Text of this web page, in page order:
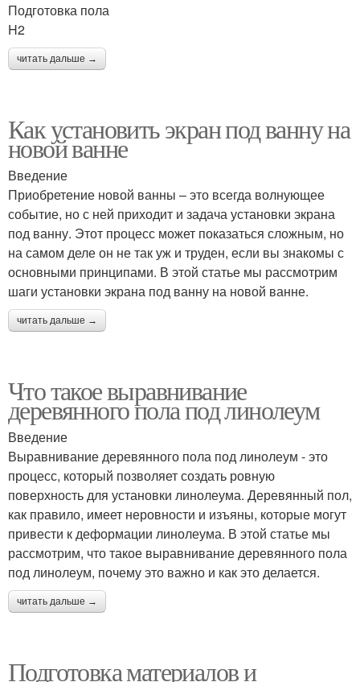
Подготовка пола
H2
читать дальше →
Как установить экран под ванну на
новой ванне
Введение
Приобретение новой ванны – это всегда волнующее
событие, но с ней приходит и задача установки экрана
под ванну. Этот процесс может показаться сложным, но
на самом деле он не так уж и труден, если вы знакомы с
основными принципами. В этой статье мы рассмотрим
шаги установки экрана под ванну на новой ванне.
читать дальше →
Что такое выравнивание
деревянного пола под линолеум
Введение
Выравнивание деревянного пола под линолеум - это
процесс, который позволяет создать ровную
поверхность для установки линолеума. Деревянный пол,
как правило, имеет неровности и изъяны, которые могут
привести к деформации линолеума. В этой статье мы
рассмотрим, что такое выравнивание деревянного пола
под линолеум, почему это важно и как это делается.
читать дальше →
Подготовка материалов и